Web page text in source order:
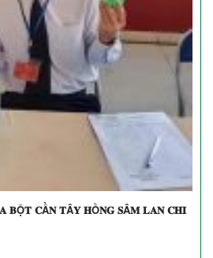
𝐁Ộ𝐓 𝐂Ầ𝐍 𝐓Â𝐘 𝐇Ồ𝐍𝐆 𝐒Â𝐌 𝐋𝐀𝐍 𝐂𝐇𝐈